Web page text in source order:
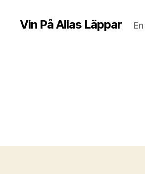
Vin På Allas Läppar